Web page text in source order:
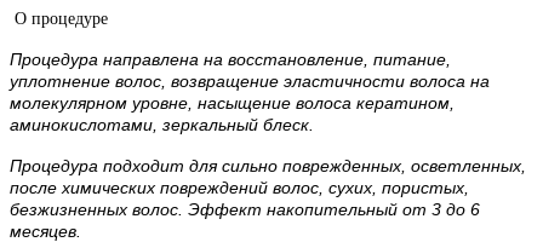
О процедуре
Процедура направлена на восстановление, питание,
уплотнение волос, возвращение эластичности волоса на
молекулярном уровне, насыщение волоса кератином,
аминокислотами, зеркальный блеск.
Процедура подходит для сильно поврежденных, осветленных,
после химических повреждений волос, сухих, пористых,
безжизненных волос. Эффект накопительный от 3 до 6
месяцев.